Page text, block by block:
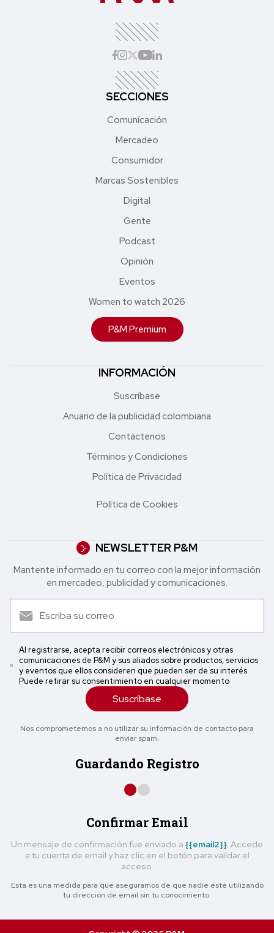
SECCIONES
Comunicación
Mercadeo
Consumidor
Marcas Sostenibles
Digital
Gente
Podcast
Opinión
Eventos
Women to watch 2026
P&M Premium
INFORMACIÓN
Suscríbase
Anuario de la publicidad colombiana
Contáctenos
Términos y Condiciones
Política de Privacidad
Política de Cookies
NEWSLETTER P&M
Mantente informado en tu correo con la mejor in formación
en mercadeo, publicidad y comunicaciones.
Al registrarse, acepta recibir correos electrónicos y otras
comunicaciones de P&M y sus aliados sobre productos, servicios
y eventos que ellos consideren que pueden ser de su interés.
Puede retirar su consentimiento en cualquier momento
Suscríbase
Nos comprometemos a no utilizar su información de contacto para
enviar spam.
Guardando Registro
Confirmar Email
Un mensaje de confirmación fue enviado a {{email2}}. Accede
a tu cuenta de email y haz clic en el botón para validar el
acceso.
Esta es una medida para que asegurarnos de que nadie esté utilizando
tu dirección de email sin tu conocimiento.